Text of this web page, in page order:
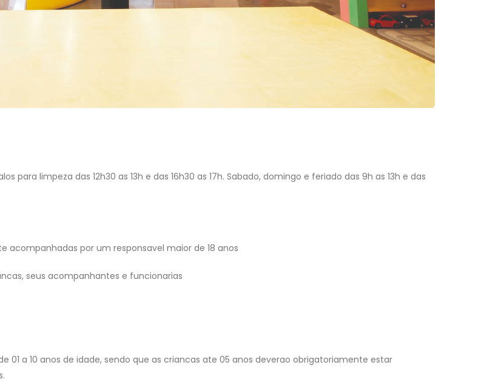
para limpeza das 12h30 as 13h e das 16h30 as 17h. Sabado, domingo e feriado das 9h as 13h e das
acompanhadas por um responsavel maior de 18 anos
seus acompanhantes e funcionarias
01 a 10 anos de idade, sendo que as criancas ate 05 anos deverao obrigatoriamente estar